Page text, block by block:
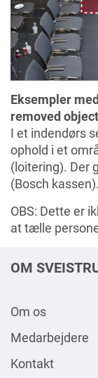
Eksempler
removed
I et indendørs
ophold i et
(loitering). Der
(Bosch kassen).
OBS: Dette er
at tælle
OM
Om os
Medarbejdere
Kontakt